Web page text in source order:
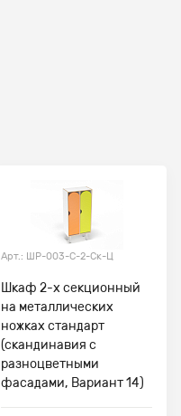
Арт.: ШР-003-С-2-Ск-Ц
Шкаф 2-х секционный
на металлических
ножках стандарт
(скандинавия с
разноцветными
фасадами, Вариант 14)